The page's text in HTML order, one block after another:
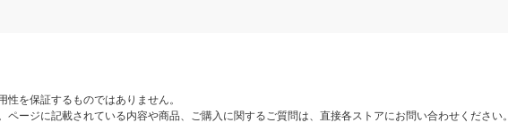
を保証するものではありません。
ージに記載されている内容や商品、ご購入に関するご質問は、直接各ストアにお問い合わせください。